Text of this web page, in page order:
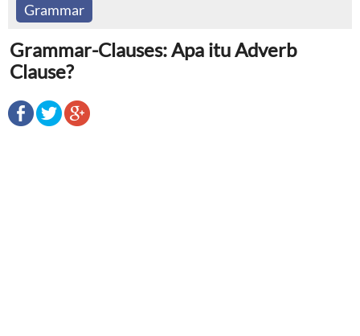
Grammar
Grammar-Clauses: Apa itu Adverb
Clause?